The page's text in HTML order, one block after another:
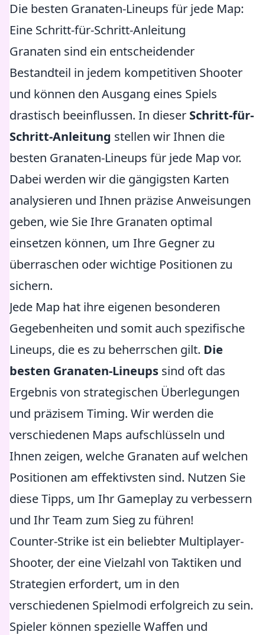
Die besten Granaten-Lineups für jede Map:
Eine Schritt-für-Schritt-Anleitung
Granaten sind ein entscheidender
Bestandteil in jedem kompetitiven Shooter
und können den Ausgang eines Spiels
drastisch beeinflussen. In dieser Schritt-für-
Schritt-Anleitung stellen wir Ihnen die
besten Granaten-Lineups für jede Map vor.
Dabei werden wir die gängigsten Karten
analysieren und Ihnen präzise Anweisungen
geben, wie Sie Ihre Granaten optimal
einsetzen können, um Ihre Gegner zu
überraschen oder wichtige Positionen zu
sichern.
Jede Map hat ihre eigenen besonderen
Gegebenheiten und somit auch spezifische
Lineups, die es zu beherrschen gilt. Die
besten Granaten-Lineups sind oft das
Ergebnis von strategischen Überlegungen
und präzisem Timing. Wir werden die
verschiedenen Maps aufschlüsseln und
Ihnen zeigen, welche Granaten auf welchen
Positionen am effektivsten sind. Nutzen Sie
diese Tipps, um Ihr Gameplay zu verbessern
und Ihr Team zum Sieg zu führen!
Counter-Strike ist ein beliebter Multiplayer-
Shooter, der eine Vielzahl von Taktiken und
Strategien erfordert, um in den
verschiedenen Spielmodi erfolgreich zu sein.
Spieler können spezielle Waffen und